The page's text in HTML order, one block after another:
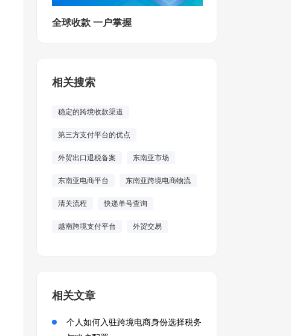
全球收款 一户掌握
相关搜索
稳定的跨境收款渠道
第三方支付平台的优点
外贸出口退税备案 东南亚市场
东南亚电商平台 东南亚跨境电商物流
清关流程 快递单号查询
越南跨境支付平台 外贸交易
相关文章
个人如何入驻跨境电商身份选择税务